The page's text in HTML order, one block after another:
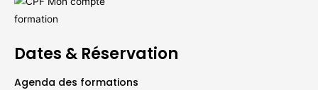
Dates & Réservation
Agenda des formations